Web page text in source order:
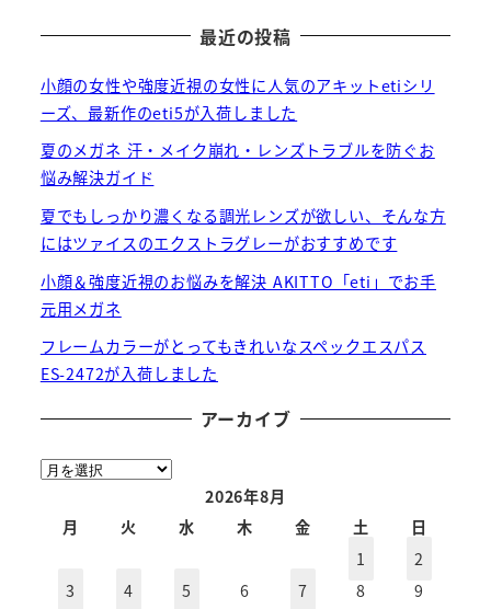
最近の投稿
小顔の女性や強度近視の女性に人気のアキットetiシリ
ーズ、最新作のeti5が入荷しました
夏のメガネ 汗・メイク崩れ・レンズトラブルを防ぐお
悩み解決ガイド
夏でもしっかり濃くなる調光レンズが欲しい、そんな方
にはツァイスのエクストラグレーがおすすめです
小顔＆強度近視のお悩みを解決 AKITTO「eti」でお手
元用メガネ
フレームカラーがとってもきれいなスペックエスパス
ES-2472が入荷しました
アーカイブ
ア
2026年8月
月
火 水 木 金 土
日
1
2
3
4 5 6 7 8
9